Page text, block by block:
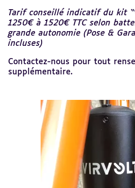
Tarif conseillé indicatif du kit
1250€ à 1520€ TTC selon
grande autonomie (Pose &
incluses)
Contactez-nous pour tout
supplémentaire.